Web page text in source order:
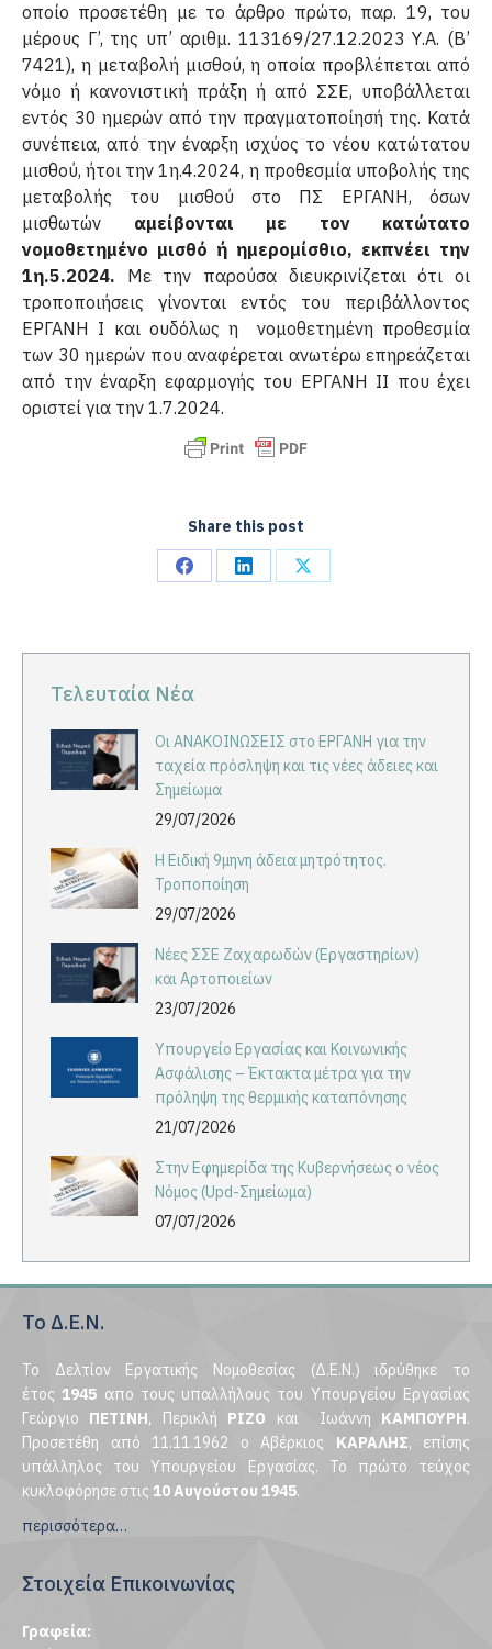
οποίο προσετέθη με το άρθρο πρώτο, παρ. 19, του
μέρους Γ’, της υπ’ αριθμ. 113169/27.12.2023 Υ.Α. (B’
7421), η μεταβολή μισθού, η οποία προβλέπεται από
νόμο ή κανονιστική πράξη ή από ΣΣΕ, υποβάλλεται
εντός 30 ημερών από την πραγματοποίησή της. Κατά
συνέπεια, από την έναρξη ισχύος το νέου κατώτατου
μισθού, ήτοι την 1η.4.2024, η προθεσμία υποβολής της
μεταβολής του μισθού στο ΠΣ ΕΡΓΑΝΗ, όσων
μισθωτών αμείβονται με τον κατώτατο
νομοθετημένο μισθό ή ημερομίσθιο, εκπνέει την
1η.5.2024. Με την παρούσα διευκρινίζεται ότι οι
τροποποιήσεις γίνονται εντός του περιβάλλοντος
ΕΡΓΑΝΗ Ι και ουδόλως η νομοθετημένη προθεσμία
των 30 ημερών που αναφέρεται ανωτέρω επηρεάζεται
από την έναρξη εφαρμογής του ΕΡΓΑΝΗ ΙΙ που έχει
οριστεί για την 1.7.2024.
Share this post
Share Share Share
Τελευταία Νέα
Οι ΑΝΑΚΟΙΝΩΣΕΙΣ στο ΕΡΓΑΝΗ για την
ταχεία πρόσληψη και τις νέες άδειες και
Σημείωμα
29/07/2026
Η Ειδική 9μηνη άδεια μητρότητος.
Τροποποίηση
29/07/2026
Νέες ΣΣΕ Ζαχαρωδών (Εργαστηρίων)
και Αρτοποιείων
23/07/2026
Υπουργείο Εργασίας και Κοινωνικής
Ασφάλισης – Έκτακτα μέτρα για την
πρόληψη της θερμικής καταπόνησης
21/07/2026
Στην Εφημερίδα της Κυβερνήσεως ο νέος
Νόμος (Upd-Σημείωμα)
07/07/2026
Το Δ.Ε.Ν.
Το Δελτίον Εργατικής Νομοθεσίας (Δ.Ε.Ν.) ιδρύθηκε το
έτος1945 απο τους υπαλλήλους του Υπουργείου Εργασίας
Γεώργιο ΠΕΤΙΝΗ, Περικλή ΡΙΖΟ και Ιωάννη ΚΑΜΠΟΥΡΗ.
Προσετέθη από 11.11.1962 ο Αβέρκιος ΚΑΡΑΛΗΣ, επίσης
υπάλληλος του Υπουργείου Εργασίας. Το πρώτο τεύχος
κυκλοφόρησε στις 10 Αυγούστου 1945.
περισσότερα…
Στοιχεία Επικοινωνίας
Γραφεία: